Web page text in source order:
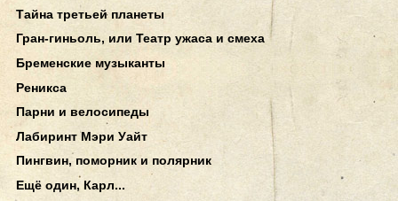
Тайна третьей планеты
Гран-гиньоль, или Театр ужаса и смеха
Бременские музыканты
Реникса
Парни и велосипеды
Лабиринт Мэри Уайт
Пингвин, поморник и полярник
Ещё один, Карл...